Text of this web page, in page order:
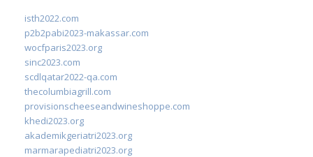
isth2022.com
p2b2pabi2023-makassar.com
wocfparis2023.org
sinc2023.com
scdlqatar2022-qa.com
thecolumbiagrill.com
provisionscheeseandwineshoppe.com
khedi2023.org
akademikgeriatri2023.org
marmarapediatri2023.org